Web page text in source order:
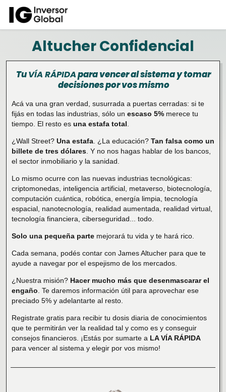
Altucher Confidencial
TuVÍA RÁPIDApara vencer al sistema y tomar
decisiones por vos mismo
Acá va una gran verdad, susurrada a puertas cerradas: si te
fijás en todas las industrias, sólo un escaso 5% merece tu
tiempo. El resto es una estafa total
¿Wall Street? Una estafa . ¿La educación? Tan falsa como un
billete de tres dólares . Y no nos hagas hablar de los bancos,
el sector inmobiliario y la sanidad.
Lo mismo ocurre con las nuevas industrias tecnológicas:
criptomonedas, inteligencia artificial, metaverso, biotecnología,
computación cuántica, robótica, energía limpia, tecnología
espacial, nanotecnología, realidad aumentada, realidad virtual,
tecnología financiera, ciberseguridad... todo.
Solo una pequeña parte mejorará tu vida y te hará rico.
Cada semana, podés contar con James Altucher para que te
ayude a navegar por el espejismo de los mercados.
¿Nuestra misión? Hacer mucho más que desenmascarar el
engaño . Te daremos información útil para aprovechar ese
preciado 5% y adelantarte al resto.
Registrate gratis para recibir tu dosis diaria de conocimientos
que te permitirán ver la realidad tal y como es y conseguir
consejos financieros. ¡Estás por sumarte a LA VÍA RÁPIDA
para vencer al sistema y elegir por vos mismo!